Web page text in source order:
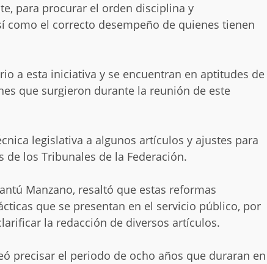
para procurar el orden disciplina y
como el correcto desempeño de quienes tienen
a esta iniciativa y se encuentran en aptitudes de
que surgieron durante la reunión de este
legislativa a algunos artículos y ajustes para
los Tribunales de la Federación.
Manzano, resaltó que estas reformas
que se presentan en el servicio público, por
la redacción de diversos artículos.
precisar el periodo de ocho años que duraran en